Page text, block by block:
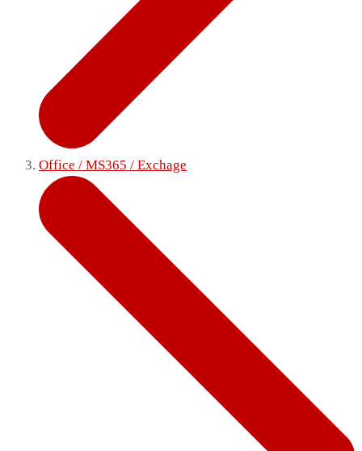
Office / MS365 / Exchage